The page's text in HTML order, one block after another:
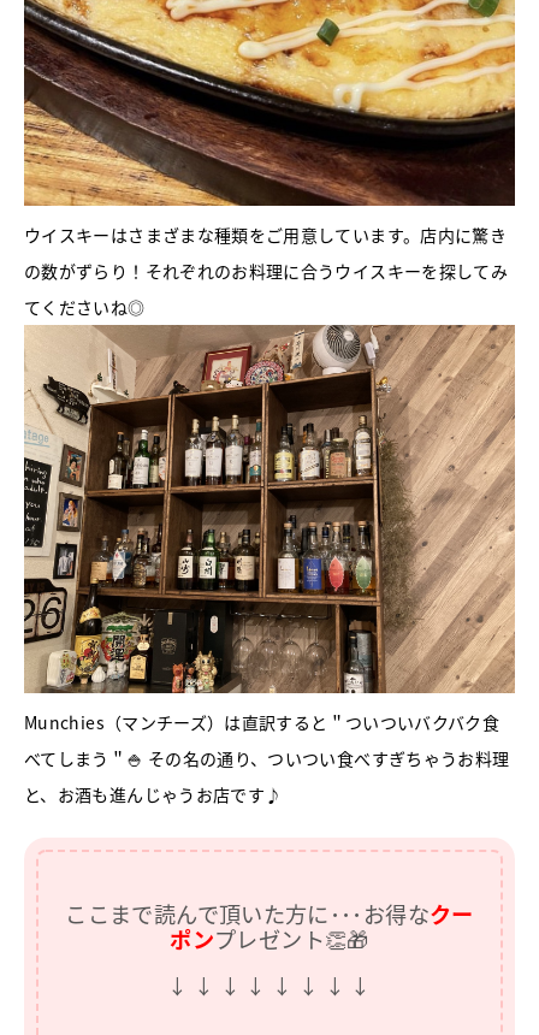
ウイスキーはさまざまな種類をご用意しています。店内に驚き
の数がずらり！それぞれのお料理に合うウイスキーを探してみ
てくださいね◎
Munchies（マンチーズ）は直訳すると＂ついついバクバク食
べてしまう＂🍚 その名の通り、ついつい食べすぎちゃうお料理
と、お酒も進んじゃうお店です♪
ここまで読んで頂いた方に･･･お得なクー
ポンプレゼント👏🎁
↓ ↓ ↓ ↓ ↓ ↓ ↓ ↓